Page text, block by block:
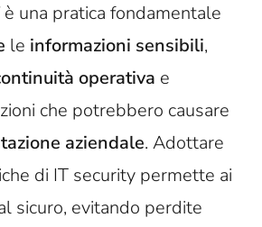
è una pratica fondamentale
le informazioni sensibili,
operativa e
che potrebbero causare
aziendale. Adottare
di IT security permette ai
sicuro, evitando perdite